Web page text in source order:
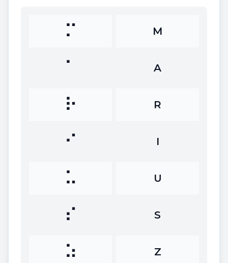
⠍ M
⠁ A
⠗ R
⠊ I
⠥ U
⠎ S
⠵ Z